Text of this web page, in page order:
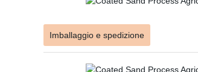
Imballaggio e spedizione